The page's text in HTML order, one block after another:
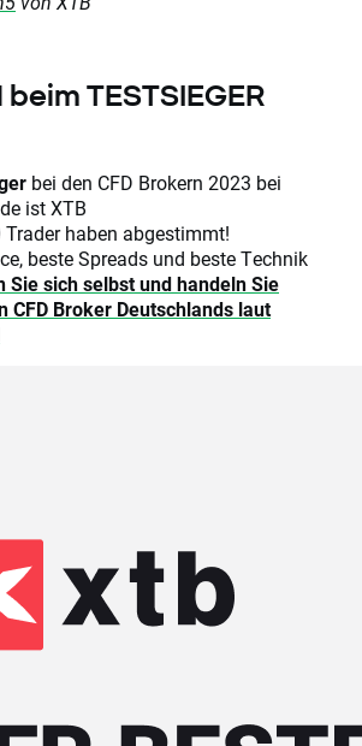
beim TESTSIEGER
bei den CFD Brokern 2023 bei
ist XTB
Trader haben abgestimmt!
beste Spreads und beste Technik
Sie sich selbst und handeln Sie
CFD Broker Deutschlands laut